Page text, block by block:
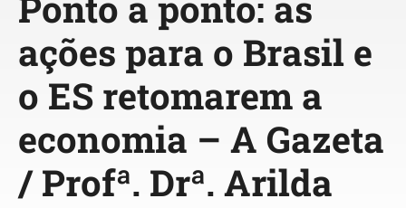
ações para o Brasil e
o ES retomarem a
economia – A Gazeta
/ Profª. Drª. Arilda